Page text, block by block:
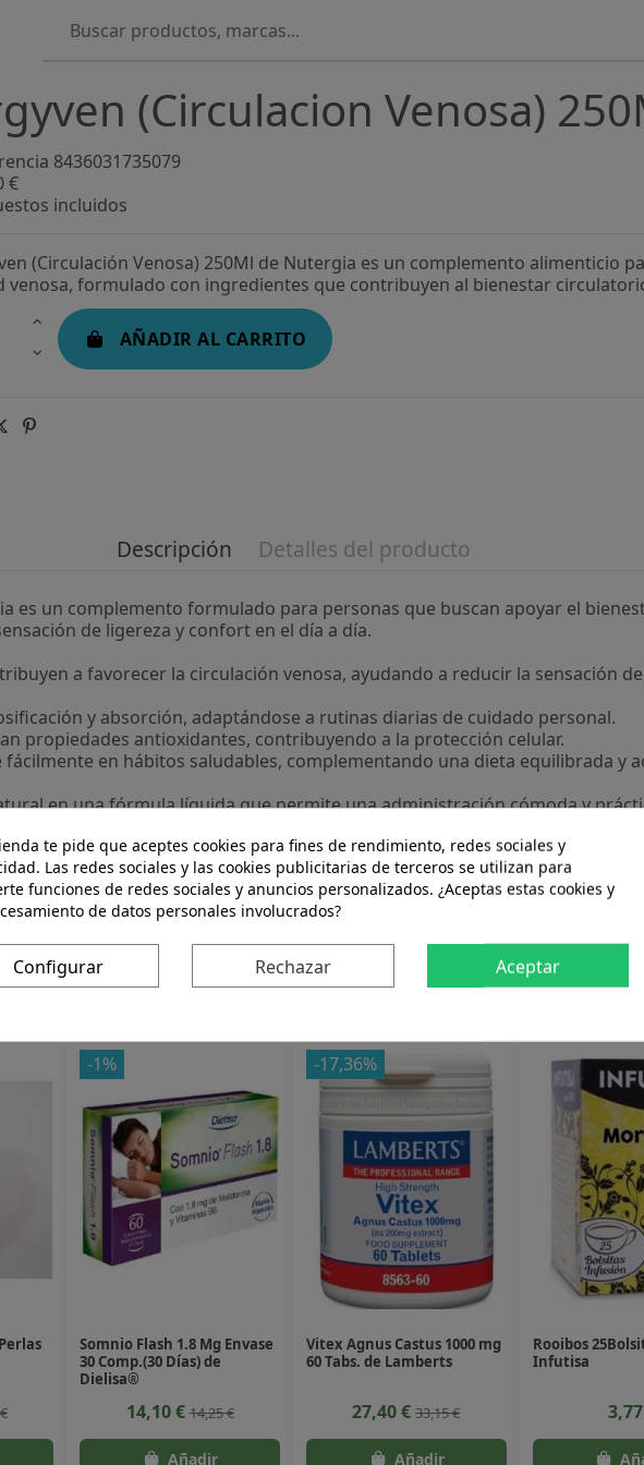
(Circulacion Venosa)
8436031735079
€
incluidos
(Circulación Venosa) 250Ml de Nutergia es un complemento alimenticio
venosa, formulado con ingredientes que contribuyen al bienestar
AÑADIR AL CARRITO
Descripción Detalles del producto
es un complemento formulado para personas que buscan apoyar el
de ligereza y confort en el día a día.
a favorecer la circulación venosa, ayudando a reducir la sensación
y absorción, adaptándose a rutinas diarias de cuidado personal.
propiedades antioxidantes, contribuyendo a la protección celular.
en hábitos saludables, complementando una dieta equilibrada y
en una fórmula líquida que permite una administración cómoda y
estilos de vida.
ofrece una opción para quienes buscan apoyar la salud circulatoria de
producto también compraron:
-1%
Somnio Flash 1.8 Mg Envase
30 Comp.(30 Días) de
Dielisa®
14,10 €14,25 €
-17,36%
Vitex Agnus Castus 1000 mg
60 Tabs. de Lamberts
27,40 €33,15 €
Rooibos
Infutisa
te pide que aceptes cookies para fines de rendimiento, redes sociales y
Las redes sociales y las cookies publicitarias de terceros se utilizan para
funciones de redes sociales y anuncios personalizados. ¿Aceptas estas cookies y
de datos personales involucrados?
Configurar Rechazar Aceptar